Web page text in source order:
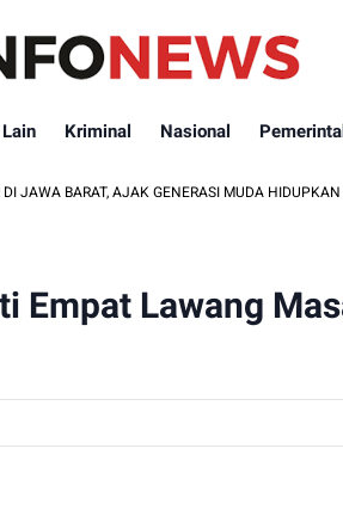
Kriminal Nasional
AJAK GENERASI MUDA HIDUPKAN KEMBALI
Empat Lawang